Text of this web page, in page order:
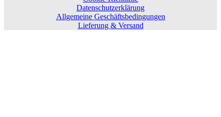
Datenschutzerklärung
Allgemeine Geschäftsbedingungen
Lieferung & Versand